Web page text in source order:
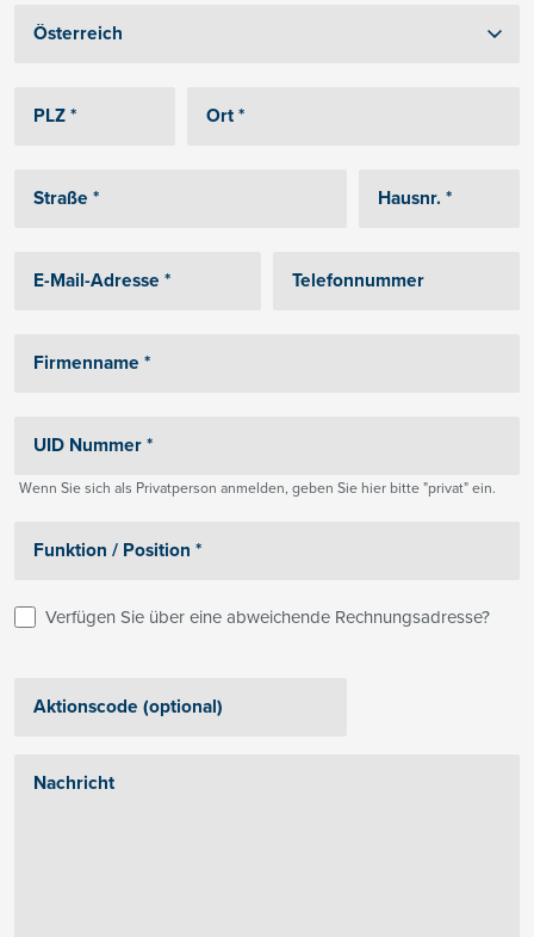
Wenn Sie sich als Privatperson anmelden, geben Sie hier bitte "privat" ein.
Verfügen Sie über eine abweichende Rechnungsadresse?